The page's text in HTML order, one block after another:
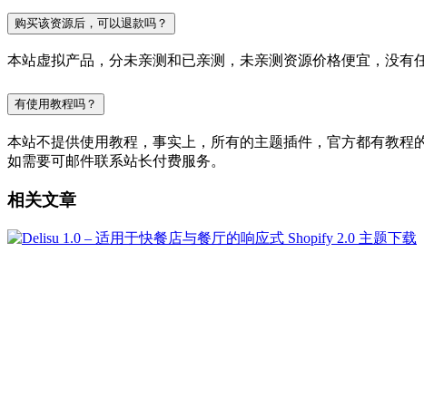
购买该资源后，可以退款吗？
本站虚拟产品，分未亲测和已亲测，未亲测资源价格便宜，没
有使用教程吗？
本站不提供使用教程，事实上，所有的主题插件，官方都有教程
如需要可邮件联系站长付费服务。
相关文章